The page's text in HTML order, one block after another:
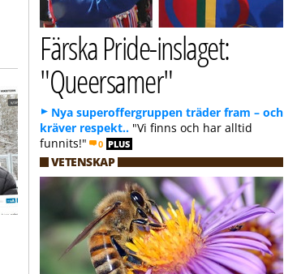
Färska Pride-inslaget:
"Queersamer"
Nya superoffergruppen träder fram – och
kräver respekt.. "Vi finns och har alltid
funnits!"
0 PLUS
VETENSKAP